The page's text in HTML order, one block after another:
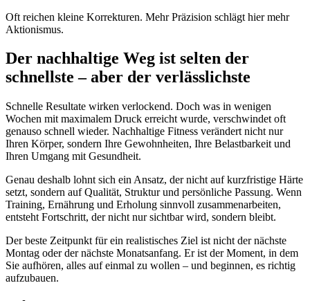
Oft reichen kleine Korrekturen. Mehr Präzision schlägt hier mehr
Aktionismus.
Der nachhaltige Weg ist selten der
schnellste – aber der verlässlichste
Schnelle Resultate wirken verlockend. Doch was in wenigen
Wochen mit maximalem Druck erreicht wurde, verschwindet oft
genauso schnell wieder. Nachhaltige Fitness verändert nicht nur
Ihren Körper, sondern Ihre Gewohnheiten, Ihre Belastbarkeit und
Ihren Umgang mit Gesundheit.
Genau deshalb lohnt sich ein Ansatz, der nicht auf kurzfristige Härte
setzt, sondern auf Qualität, Struktur und persönliche Passung. Wenn
Training, Ernährung und Erholung sinnvoll zusammenarbeiten,
entsteht Fortschritt, der nicht nur sichtbar wird, sondern bleibt.
Der beste Zeitpunkt für ein realistisches Ziel ist nicht der nächste
Montag oder der nächste Monatsanfang. Er ist der Moment, in dem
Sie aufhören, alles auf einmal zu wollen – und beginnen, es richtig
aufzubauen.